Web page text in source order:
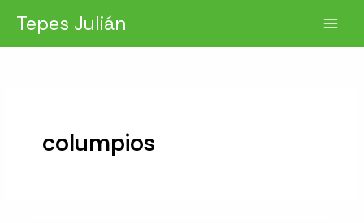
contenido
Tepes Julián
columpios